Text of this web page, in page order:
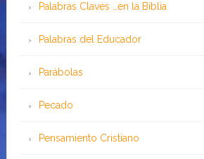
Palabras Claves …en la Biblia
Palabras del Educador
Parábolas
Pecado
Pensamiento Cristiano